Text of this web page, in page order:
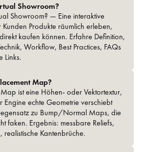
Showroom?
Showroom? — Eine interaktive
Produkte räumlich erleben,
kaufen können. Erfahre Definition,
Workflow, Best Practices, FAQs
Links.
Map?
ist eine Höhen- oder Vektor­textur,
Engine echte Geometrie verschiebt
zu Bump/Normal Maps, die
faken. Ergebnis: messbare Reliefs,
realistische Kantenbrüche.